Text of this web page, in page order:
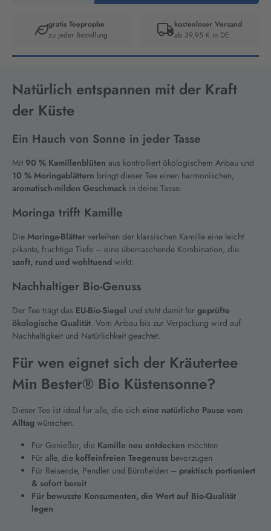
gratis Teepropbe
zu jeder Bestellung
kostenloser Versand
ab 39,95 € in DE
Artikelnummer:
8890
Natürlich entspannen mit der Kraft
der Küste
Ein Hauch von Sonne in jeder Tasse
Mit 90 % Kamillenblüten aus kontrolliert ökologischem Anbau und
10 % Moringablättern bringt dieser Tee einen harmonischen,
aromatisch-milden Geschmack in deine Tasse.
Moringa trifft Kamille
Die Moringa-Blätter verleihen der klassischen Kamille eine leicht
pikante, fruchtige Tiefe – eine überraschende Kombination, die
sanft, rund und wohltuend wirkt.
Nachhaltiger Bio-Genuss
Der Tee trägt das EU-Bio-Siegel und steht damit für geprüfte
ökologische Qualität. Vom Anbau bis zur Verpackung wird auf
Nachhaltigkeit und Natürlichkeit geachtet.
Für wen eignet sich der Kräutertee
Min Bester® Bio Küstensonne?
Dieser Tee ist ideal für alle, die sich eine natürliche Pause vom
Alltag wünschen.
Für Genießer, die Kamille neu entdecken möchten
Für alle, die koffeinfreien Teegenuss bevorzugen
Für Reisende, Pendler und Bürohelden – praktisch portioniert
& sofort bereit
Für bewusste Konsumenten, die Wert auf Bio-Qualität
legen